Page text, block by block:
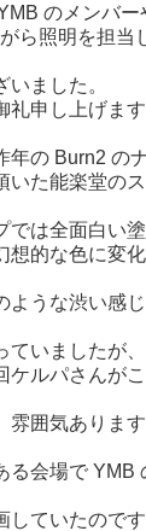
のメンバー
ら照明を担当
ました。
申し上げます
年の Burn2 の
いた能楽堂の
は全面白い塗
想的な色に変
ような渋い感
いましたが、
ケルパさんが
雰囲気あります
る会場で YMB
していたので